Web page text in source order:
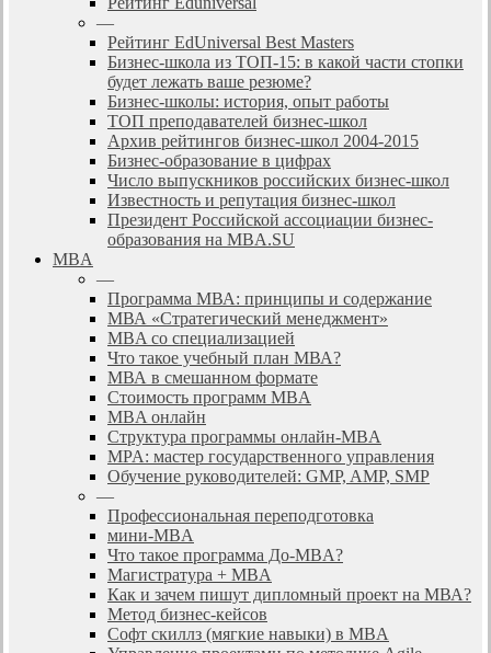
—
Рейтинг EdUniversal Best Masters
Бизнес-школа из ТОП-15: в какой части стопки
будет лежать ваше резюме?
Бизнес-школы: история, опыт работы
ТОП преподавателей бизнес-школ
Архив рейтингов бизнес-школ 2004-2015
Бизнес-образование в цифрах
Число выпускников российских бизнес-школ
Известность и репутация бизнес-школ
Президент Российской ассоциации бизнес-
образования на MBA.SU
MBA
—
Программа МВА: принципы и содержание
МВА «Cтратегический менеджмент»
MBA со специализацией
Что такое учебный план МВА?
МВА в смешанном формате
Стоимость программ MBA
MBA онлайн
Cтруктура программы онлайн-MBA
MPA: мастер государственного управления
Обучение руководителей: GMP, AMP, SMP
—
Профессиональная переподготовка
мини-MBA
Что такое программа До-MBA?
Магистратура + MBA
Как и зачем пишут дипломный проект на МВА?
Метод бизнес-кейсов
Софт скиллз (мягкие навыки) в MBA